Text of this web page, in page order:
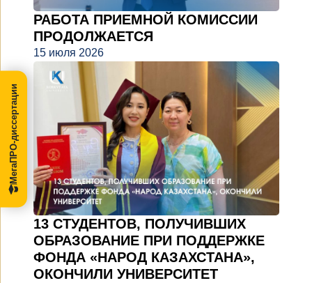
РАБОТА ПРИЕМНОЙ КОМИССИИ
ПРОДОЛЖАЕТСЯ
15 июля 2026
13 СТУДЕНТОВ, ПОЛУЧИВШИХ
ОБРАЗОВАНИЕ ПРИ ПОДДЕРЖКЕ
ФОНДА «НАРОД КАЗАХСТАНА»,
ОКОНЧИЛИ УНИВЕРСИТЕТ
МегаПРО-диссертации